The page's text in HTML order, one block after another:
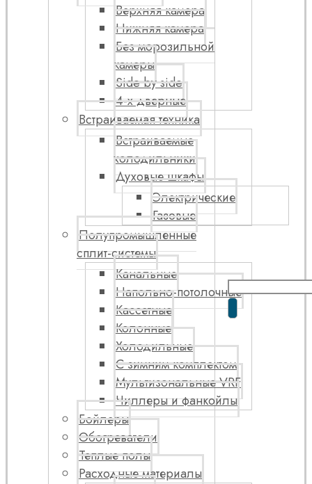
Верхняя камера
Нижняя камера
Без морозильной
камеры
Side by side
4-х дверные
Встраиваемая техника
Встраиваемые
холодильники
Духовые шкафы
Электрические
Газовые
Полупромышленные
сплит-системы
Канальные
Напольно-потолочные
Кассетные
Колонные
Холодильные
С зимним комплектом
Мультизональные VRF
Чиллеры и фанкойлы
Бойлеры
Обогреватели
Теплые полы
Расходные материалы